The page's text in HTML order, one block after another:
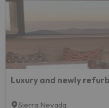
Sierra Nevada